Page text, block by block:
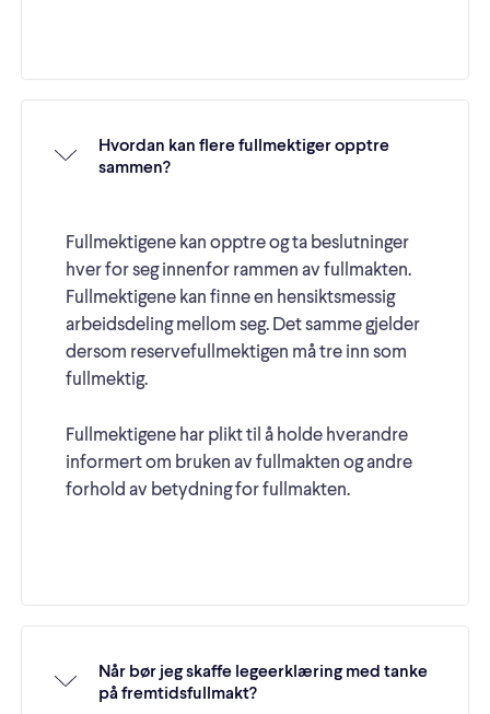
Hvordan kan flere fullmektiger opptre
sammen?
Fullmektigene kan opptre og ta beslutninger
hver for seg innenfor rammen av fullmakten.
Fullmektigene kan finne en hensiktsmessig
arbeidsdeling mellom seg. Det samme gjelder
dersom reservefullmektigen må tre inn som
fullmektig.
Fullmektigene har plikt til å holde hverandre
informert om bruken av fullmakten og andre
forhold av betydning for fullmakten.
Når bør jeg skaffe legeerklæring med tanke
på fremtidsfullmakt?